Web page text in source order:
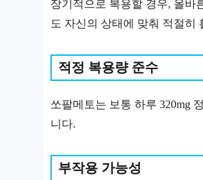
장기적으로 복용할 경우, 올바
도 자신의 상태에 맞춰 적절히
적정 복용량 준수
쏘팔메토는 보통 하루 320mg
니다.
부작용 가능성